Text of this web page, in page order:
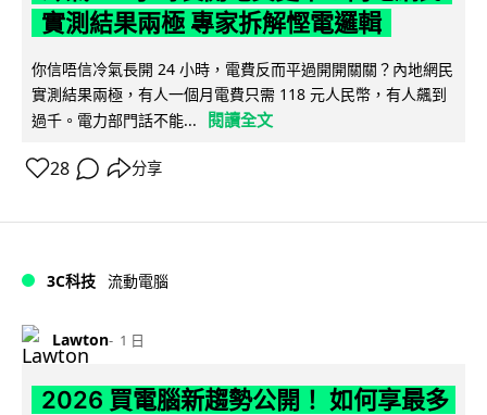
實測結果兩極 專家拆解慳電邏輯
你信唔信冷氣長開 24 小時，電費反而平過開開關關？內地網民
實測結果兩極，有人一個月電費只需 118 元人民幣，有人飆到
過千。電力部門話不能...
閱讀全文
28 分享
3C科技 流動電腦
Lawton 1 日
2026 買電腦新趨勢公開！ 如何享最多